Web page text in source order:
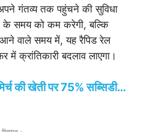
गंतव्य तक पहुंचने की सुविधा
के समय को कम करेगी, बल्कि
आने वाले समय में, यह रैपिड रेल
में क्रांतिकारी बदलाव लाएगा।
की खेती पर 75% सब्सिडी…